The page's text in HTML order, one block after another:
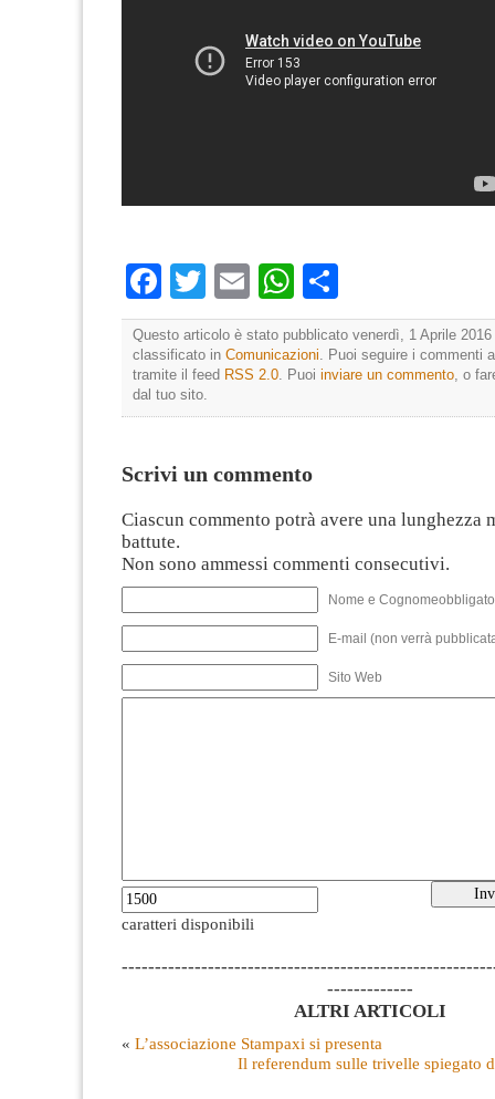
Facebook
TwitterEmailWhatsApp
Questo articolo è stato pubblicato venerdì, 1 Aprile
classificato in Comunicazioni . Puoi seguire i commenti
tramite il feed RSS 2.0 . Puoi inviare un commento , o
dal tuo sito.
Scrivi un commento
Ciascun commento potrà avere una lunghezza
battute.
Non sono ammessi commenti consecutivi.
Nome e
E-mail (non verrà
Sito Web
caratteri disponibili
-------------
ALTRI ARTICOLI
« L’associazione Stampaxi si presenta
Il referendum sulle trivelle spiegato